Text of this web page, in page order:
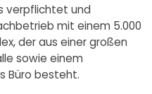
verpflichtet und
mit einem 5.000
der aus einer großen
sowie einem
Büro besteht.